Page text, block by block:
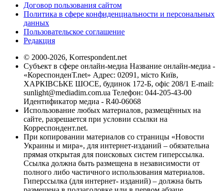
Договор пользования сайтом
Политика в сфере конфиденциальности и персональных
данных
Пользовательское соглашение
Редакция
© 2000-2026, Korrespondent.net
Субъект в сфере онлайн-медиа Название онлайн-медиа -
«КореспонденТ.net» Адрес: 02091, місто Київ,
ХАРКІВСЬКЕ ШОСЕ, будинок 172-Б, офіс 208/1 E-mail:
sunlight@mediadim.com.ua Телефон: 044-205-43-00
Идентификатор медиа - R40-06068
Использование любых материалов, размещённых на
сайте, разрешается при условии ссылки на
Корреспондент.net.
При копировании материалов со страницы «Новости
Украины и мира», для интернет-изданий – обязательна
прямая открытая для поисковых систем гиперссылка.
Ссылка должна быть размещена в независимости от
полного либо частичного использования материалов.
Гиперссылка (для интернет- изданий) – должна быть